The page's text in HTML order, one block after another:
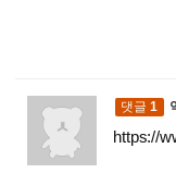
댓글 1
https://